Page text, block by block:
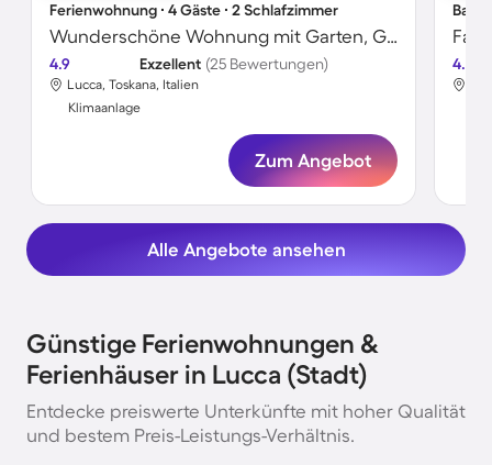
Ferienwohnung ∙ 4 Gäste ∙ 2 Schlafzimmer
Wunderschöne Wohnung mit Garten, Grill und Pool
4.9 Exzellent (25 Bewertungen)
Lucca, Toskana, Italien
Klimaanlage
Zum Angebot
4.8
Alle Angebote ansehen
Günstige Ferienwohnungen &
Ferienhäuser in Lucca (Stadt)
Entdecke preiswerte Unterkünfte mit hoher Qualität
und bestem Preis-Leistungs-Verhältnis.